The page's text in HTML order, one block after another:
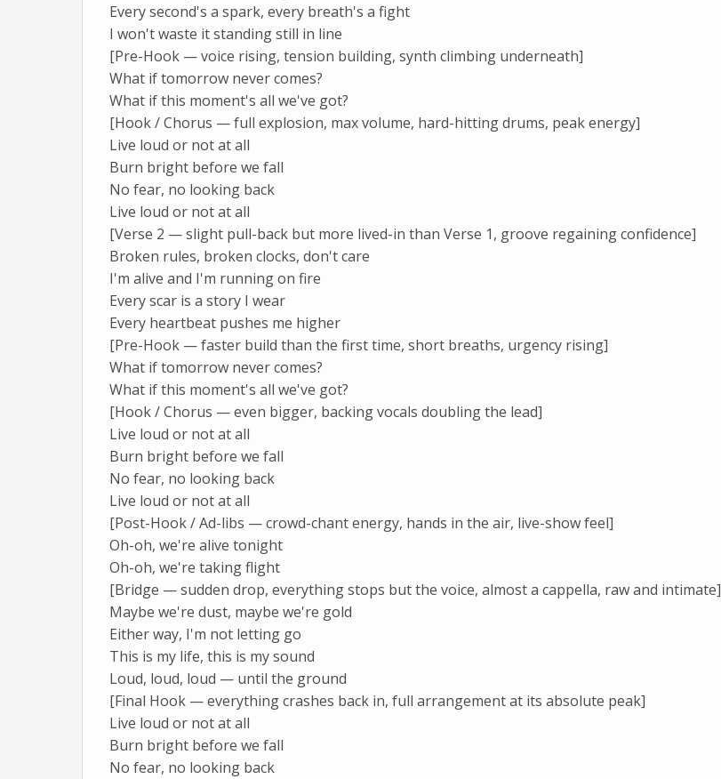
Every second's a spark, every breath's a fight
I won't waste it standing still in line
[Pre-Hook — voice rising, tension building, synth climbing underneath]
What if tomorrow never comes?
What if this moment's all we've got?
[Hook / Chorus — full explosion, max volume, hard-hitting drums, peak energy]
Live loud or not at all
Burn bright before we fall
No fear, no looking back
Live loud or not at all
[Verse 2 — slight pull-back but more lived-in than Verse 1, groove regaining confidence]
Broken rules, broken clocks, don't care
I'm alive and I'm running on fire
Every scar is a story I wear
Every heartbeat pushes me higher
[Pre-Hook — faster build than the first time, short breaths, urgency rising]
What if tomorrow never comes?
What if this moment's all we've got?
[Hook / Chorus — even bigger, backing vocals doubling the lead]
Live loud or not at all
Burn bright before we fall
No fear, no looking back
Live loud or not at all
[Post-Hook / Ad-libs — crowd-chant energy, hands in the air, live-show feel]
Oh-oh, we're alive tonight
Oh-oh, we're taking flight
[Bridge — sudden drop, everything stops but the voice, almost a cappella, raw and intimate]
Maybe we're dust, maybe we're gold
Either way, I'm not letting go
This is my life, this is my sound
Loud, loud, loud — until the ground
[Final Hook — everything crashes back in, full arrangement at its absolute peak]
Live loud or not at all
Burn bright before we fall
No fear, no looking back